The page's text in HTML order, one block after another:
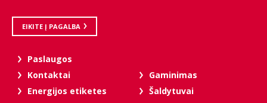
EIKITE Į PAGALBA
Paslaugos
Kontaktai
Energijos etiketes
Gaminimas
Šaldytuvai